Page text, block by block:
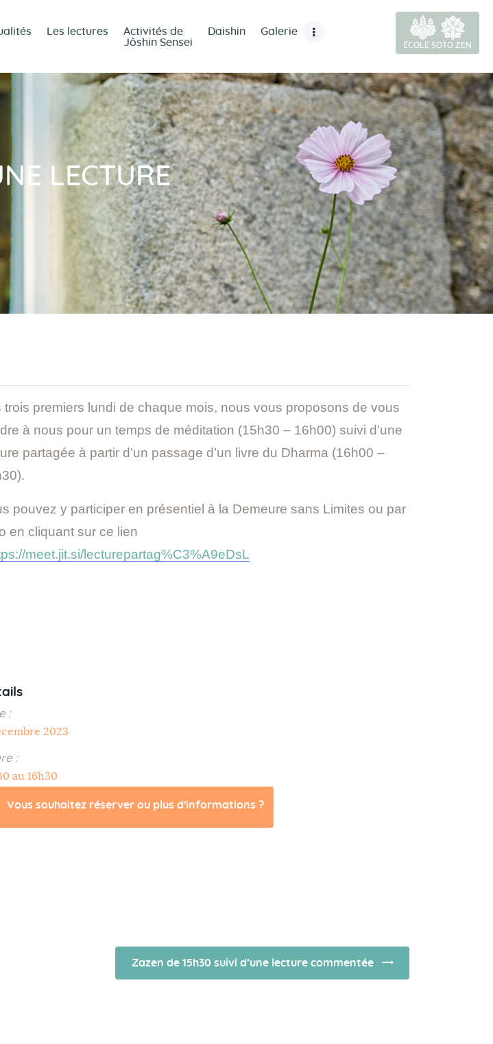
Les lectures
Activités de
Jôshin Sensei
Daishin Galerie
ÉCOLE SOTO ZEN
LECTURE
de
&
trois premiers lundi de chaque mois, nous vous proposons de vous
à nous pour un temps de méditation (15h30 – 16h00) suivi d’une
partagée à partir d’un passage d’un livre du Dharma (16h00 –
pouvez y participer en présentiel à la Demeure sans Limites ou par
en cliquant sur ce lien
meet.jit.si/lecturepartag%C3%A9eDsL
:
2023
:
au 16h30
Vous souhaitez réserver ou plus d'informations ?
Zazen de 15h30 suivi d’une lecture commentée